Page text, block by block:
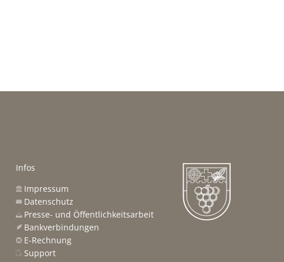
Infos
Impressum
Datenschutz
Presse- und Öffentlichkeitsarbeit
Bankverbindungen
E-Rechnung
Support